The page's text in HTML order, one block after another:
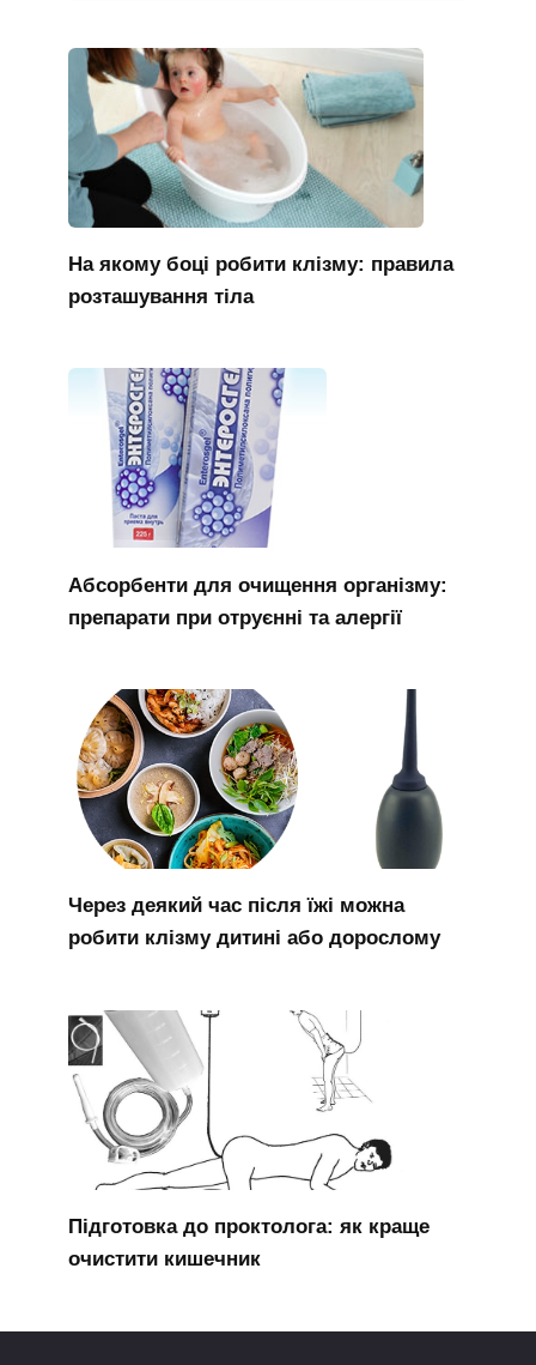
На якому боці робити клізму: правила
розташування тіла
Абсорбенти для очищення організму:
препарати при отруєнні та алергії
Через деякий час після їжі можна
робити клізму дитині або дорослому
Підготовка до проктолога: як краще
очистити кишечник